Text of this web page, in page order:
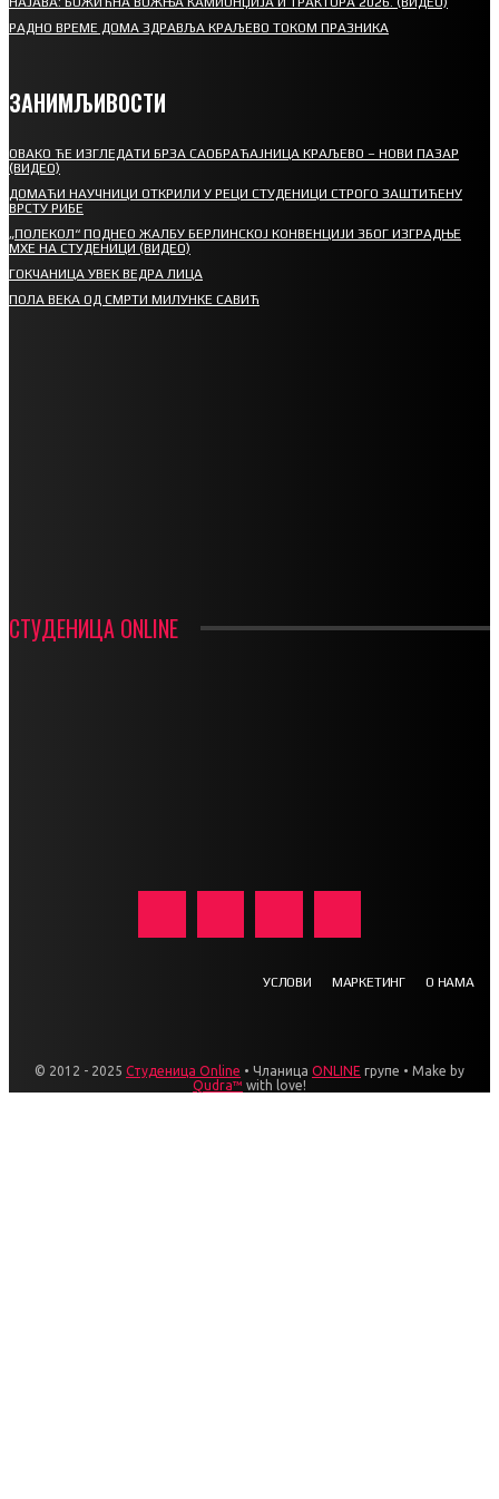
РАДНО ВРЕМЕ ДОМА ЗДРАВЉА КРАЉЕВО ТОКОМ ПРАЗНИКА
ЗАНИМЉИВОСТИ
ОВАКО ЋЕ ИЗГЛЕДАТИ БРЗА САОБРАЋАЈНИЦА КРАЉЕВО – НОВИ ПАЗАР
(ВИДЕО)
ДОМАЋИ НАУЧНИЦИ ОТКРИЛИ У РЕЦИ СТУДЕНИЦИ СТРОГО ЗАШТИЋЕНУ
ВРСТУ РИБЕ
„ПОЛЕКОЛ“ ПОДНЕО ЖАЛБУ БЕРЛИНСКОЈ КОНВЕНЦИЈИ ЗБОГ ИЗГРАДЊЕ
МХЕ НА СТУДЕНИЦИ (ВИДЕО)
ГОКЧАНИЦА УВЕК ВЕДРА ЛИЦА
ПОЛА ВЕКА ОД СМРТИ МИЛУНКЕ САВИЋ
СТУДЕНИЦА ONLINE
УСЛОВИ МАРКЕТИНГ О НАМА
© 2012 - 2025 Студеница Online • Чланица ONLINE групе • Make by
Qudra™ with love!